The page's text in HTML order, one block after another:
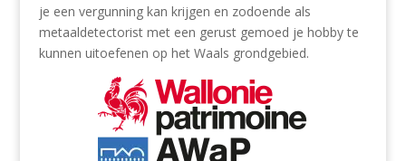
je een vergunning kan krijgen en zodoende als
metaaldetectorist met een gerust gemoed je hobby te
kunnen uitoefenen op het Waals grondgebied.